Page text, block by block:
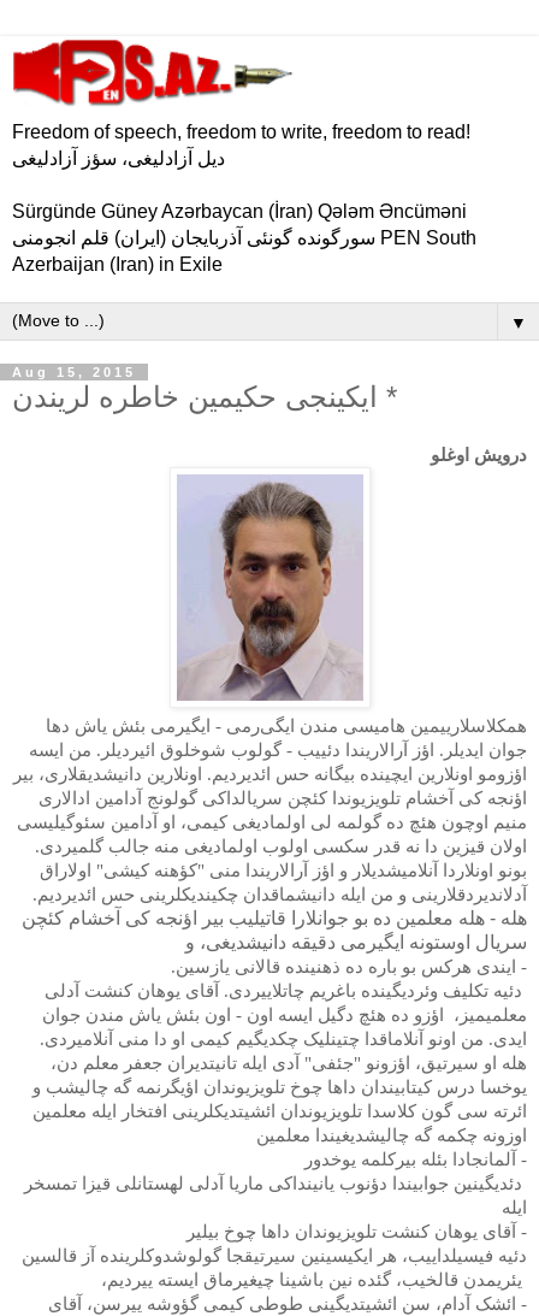
Freedom of speech, freedom to write, freedom to read!
دیل آزادلیغی، سؤز آزادلیغی
Sürgünde Güney Azərbaycan (İran) Qələm Əncüməni
سورگونده گونئی آذربایجان (ایران) قلم انجومنی PEN South
Azerbaijan (Iran) in Exile
▼
Aug 15, 2015
ایکینجی حکیمین خاطره لریندن *
درویش اوغلو
همکلاسلارییمین هامیسی مندن ایگیر می - ایگیرمی بئش یاش دها
جوان ایدیلر. اؤز آرالاریندا دئییب - گولوب شوخلوق ائیردیلر. من ایسه
اؤزومو اونلارین ایچینده بیگانه حس ائدیردیم. اونلارین دانیشدیقلاری، بیر
اؤنجه کی آخشام تلویزیوندا کئچن سریالداکی گولونج آدامین ادالاری
منیم اوچون هئچ ده گولمه لی اولمادیغی کیمی، او آدامین سئوگیلیسی
اولان قیزین دا نه قدر سکسی اولوب اولمادیغی منه جالب گلمیردی.
بونو اونلاردا آنلامیشدیلار و اؤز آرالاریندا منی "کؤهنه کیشی" اولاراق
آدلاندیردقلارینی و من ایله دانیشماقدان چکیندیکلرینی حس ائدیردیم.
هله - هله معلمین ده بو جوانلارا قاتیلیب بیر اؤنجه کی آخشام کئچن
سریال اوستونه ایگیرمی دقیقه دانیشدیغی، و
- ایندی هرکس بو باره ده ذهنینده قالانی یازسین.
دئیه تکلیف وئردیگینده باغریم چاتلاییردی. آقای یوهان کنشت آدلی
معلمیمیز،
اؤزو ده هئچ دگیل ایسه اون - اون بئش یاش مندن جوان
ایدی. من اونو آنلاماقدا چتینلیک چکدیگیم کیمی او دا منی آنلامیردی.
هله او سیرتیق، اؤزونو "جئفی" آدی ایله تانیتدیران جعفر معلم دن،
یوخسا درس کیتابیندان داها چوخ تلویزیوندان اؤیگرنمه گه چالیشب و
ائرته سی گون کلاسدا تلویزیوندان ائشیتدیکلرینی افتخار ایله معلمین
اوزونه چکمه گه چالیشدیغیندا معلمین
- آلمانجادا بئله بیرکلمه یوخدور
دئدیگینین جوابیندا دؤنوب یانینداکی ماریا آدلی لهستانلی قیزا تمسخر
ایله
- آقای یوهان کنشت تلویزیوندان داها چوخ بیلیر
دئیه فیسیلداییب، هر ایکیسینین سیرتیقجا گولوشدوکلرینده آز قالسین
یئریمدن قالخیب، گئده نین باشینا چیغیرماق ایسته ییردیم،
- ائشک آدام، سن ائشیتدیگینی طوطی کیمی گؤوشه ییرسن، آقای